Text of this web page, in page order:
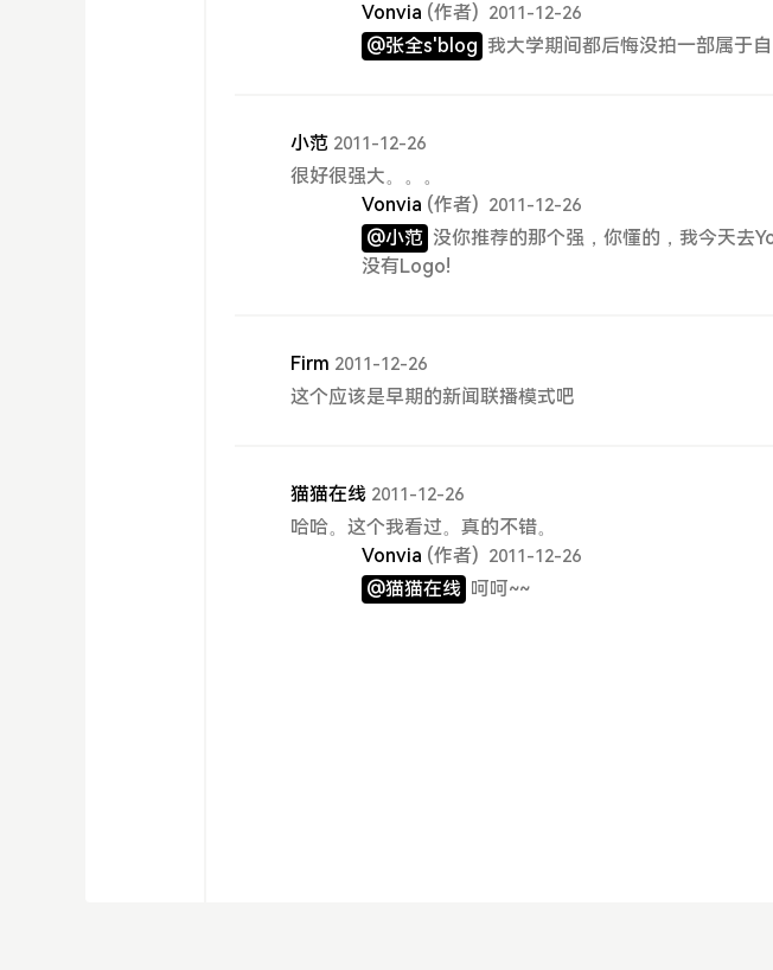
Vonvia (作者) 2011-12-26
@张全s'blog 我大学期间都后悔没拍一部属于自
小范 2011-12-26
很好很强大。。。
Vonvia (作者) 2011-12-26
@小范 没你推荐的那个强，你懂的，我今天去
没有Logo!
Firm 2011-12-26
这个应该是早期的新闻联播模式吧
猫猫在线 2011-12-26
哈哈。这个我看过。真的不错。
Vonvia (作者) 2011-12-26
@猫猫在线 呵呵~~